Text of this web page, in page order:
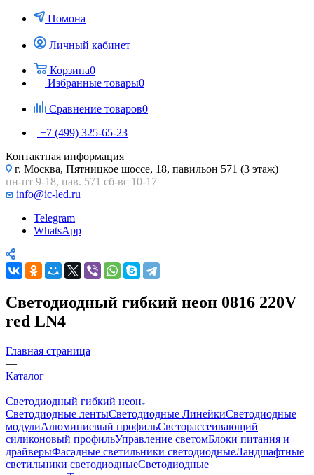
Помона
Личный кабинет
Корзина0
Избранные товары0
Сравнение товаров0
+7 (499) 325-65-23
Контактная информация
г. Москва, Пятницкое шоссе, 18, павильон 571 (3 этаж)
пн-пт 9-18, пав. 571 сб-вс 10-17
info@ic-led.ru
Telegram
WhatsApp
Светодиодный гибкий неон 0816 220V
red LN4
Главная страница
—
Каталог
—
Светодиодный гибкий неон
Светодиодные лентыСветодиодные ЛинейкиСветодиодные
модулиАлюминиевый профильСветорассеивающий
силиконовый профильУправление светомБлоки питания и
драйверыФасадные светильники светодиодныеЛандшафтные
светильники светодиодныеСветодиодные